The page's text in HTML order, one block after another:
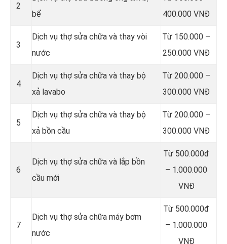
2
bể
400.000 VNĐ
3
Dịch vụ thợ sửa chữa và thay vòi
nước
Từ 150.000 –
250.000 VNĐ
4
Dịch vụ thợ sửa chữa và thay bộ
xả lavabo
Từ 200.000 –
300.000 VNĐ
5
Dịch vụ thợ sửa chữa và thay bộ
xả bồn cầu
Từ 200.000 –
300.000 VNĐ
6
Dịch vụ thợ sửa chữa và lắp bồn
cầu mới
Từ 500.000đ
– 1.000.000
VNĐ
7
Dịch vụ thợ sửa chữa máy bơm
nước
Từ 500.000đ
– 1.000.000
VNĐ